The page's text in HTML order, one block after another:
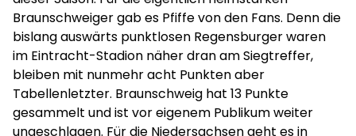
Braunschweiger gab es Pfiffe von den Fans. Denn die
bislang auswärts punktlosen Regensburger waren
im Eintracht-Stadion näher dran am Siegtreffer,
bleiben mit nunmehr acht Punkten aber
Tabellenletzter. Braunschweig hat 13 Punkte
gesammelt und ist vor eigenem Publikum weiter
ungeschlagen. Für die Niedersachsen geht es in